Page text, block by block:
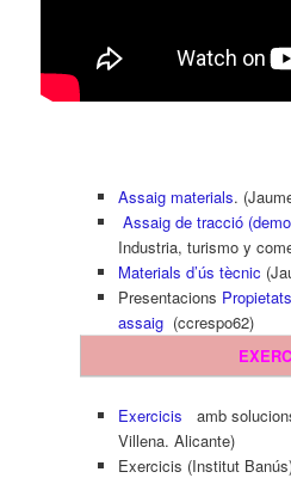
Assaig materials.
Assaig de tracció
Industria, turismo y
Materials d’ús tècnic
Presentacions
assaig (ccrespo62)
Exercicis
amb
Villena. Alicante)
Exercicis (Institut